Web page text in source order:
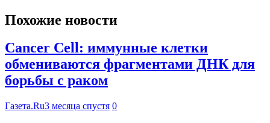
Похожие новости
Cancer Cell: иммунные клетки
обмениваются фрагментами ДНК для
борьбы с раком
Газета.Ru3 месяца спустя 0